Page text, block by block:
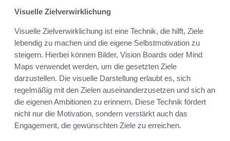
Visuelle Zielverwirklichung
Visuelle Zielverwirklichung ist eine Technik, die hilft, Ziele
lebendig zu machen und die eigene Selbstmotivation zu
steigern. Hierbei können Bilder, Vision Boards oder Mind
Maps verwendet werden, um die gesetzten Ziele
darzustellen. Die visuelle Darstellung erlaubt es, sich
regelmäßig mit den Zielen auseinanderzusetzen und sich an
die eigenen Ambitionen zu erinnern. Diese Technik fördert
nicht nur die Motivation, sondern verstärkt auch das
Engagement, die gewünschten Ziele zu erreichen.